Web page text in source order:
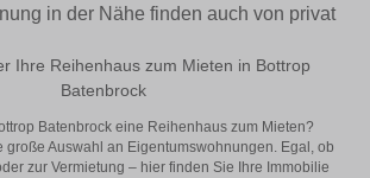
in der Nähe finden auch von privat
Ihre Reihenhaus zum Mieten in Bottrop
Batenbrock
Batenbrock eine Reihenhaus zum Mieten?
große Auswahl an Eigentumswohnungen. Egal, ob
zur Vermietung – hier finden Sie Ihre Immobilie